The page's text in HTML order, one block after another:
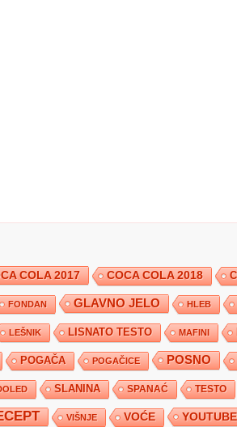
COLA 2017 COCA COLA 2018
FONDAN GLAVNO JELO HLEB
LEŠNIK LISNATO TESTO MAFINI
POGAČA POGAČICE POSNO
SLANINA SPANAĆ TESTO
VIŠNJE VOĆE YOUTUBE